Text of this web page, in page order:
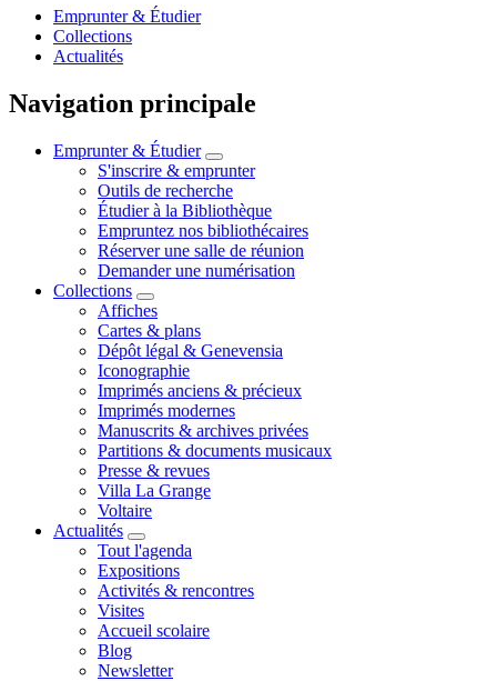
Emprunter & Étudier
Collections
Actualités
Navigation principale
Emprunter & Étudier
S'inscrire & emprunter
Outils de recherche
Étudier à la Bibliothèque
Empruntez nos bibliothécaires
Réserver une salle de réunion
Demander une numérisation
Collections
Affiches
Cartes & plans
Dépôt légal & Genevensia
Iconographie
Imprimés anciens & précieux
Imprimés modernes
Manuscrits & archives privées
Partitions & documents musicaux
Presse & revues
Villa La Grange
Voltaire
Actualités
Tout l'agenda
Expositions
Activités & rencontres
Visites
Accueil scolaire
Blog
Newsletter